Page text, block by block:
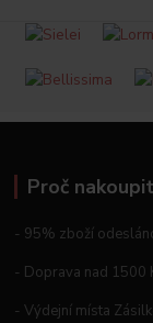
Proč
- 95% zboží
- Doprava nad 1500
- Výdejní místa